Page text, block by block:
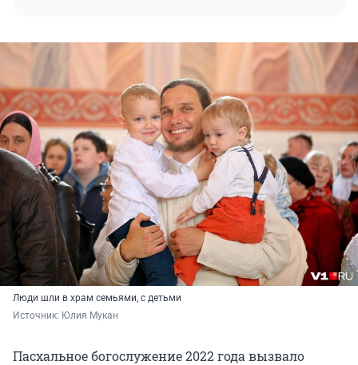
Люди шли в храм семьями, с детьми
Источник: Юлия Мукан
Пасхальное богослужение 2022 года вызвало